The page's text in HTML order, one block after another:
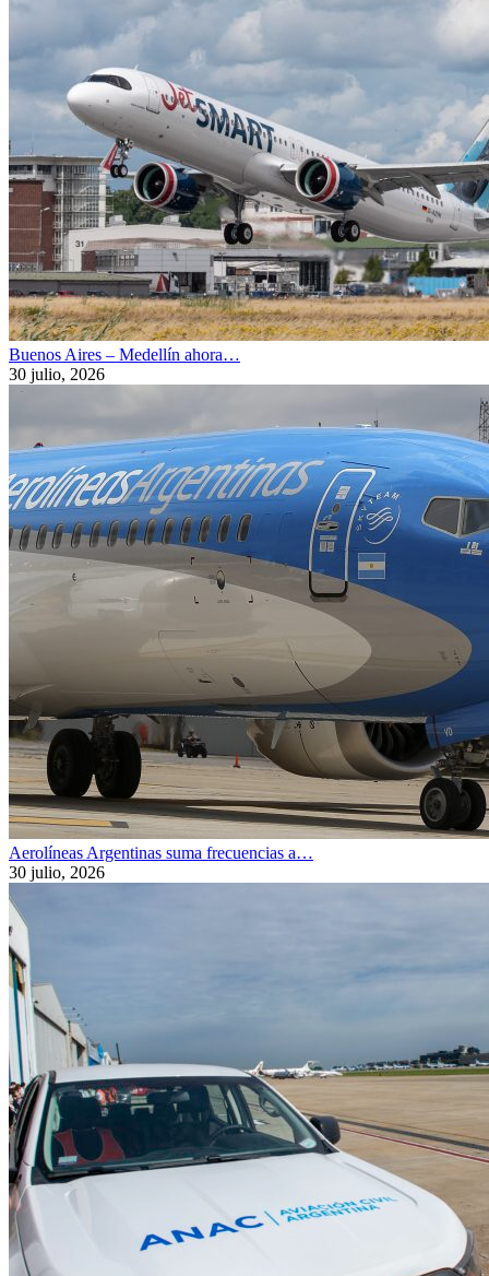
Buenos Aires – Medellín ahora…
30 julio, 2026
Aerolíneas Argentinas suma frecuencias a…
30 julio, 2026